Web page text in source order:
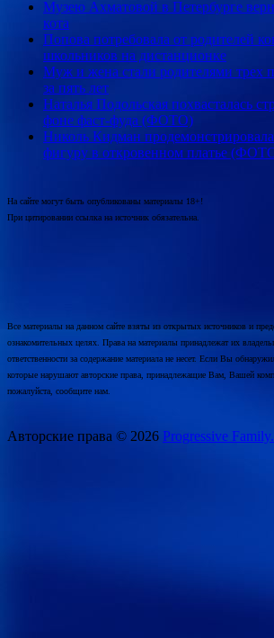
Музею Ахматовой в Петербурге
кота
Попова потребовала от родителей
школьников на дистанционке
Муж и жена стали родителями трех
за пять лет
Наталья Подольская похвасталась
фоне фаст-фуда (ФОТО)
Николь Кидман
фигуру в откровенном платье
На сайте могут быть опубликованы материалы 18+!
При цитировании ссылка на источник обязательна.
Все материалы на данном сайте взяты из открытых источников и
ознакомительных целях. Права на материалы принадлежат их
ответственности за содержание материала не несет. Если Вы
которые нарушают авторские права, принадлежащие Вам, Вашей
пожалуйста, сообщите нам.
Авторские права © 2026 Progressive Family.